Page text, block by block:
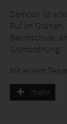
Damcon ist
Ruf im
Baumschule,
Grünordnung.
Mit einem
täglich an
Engineering
mehr